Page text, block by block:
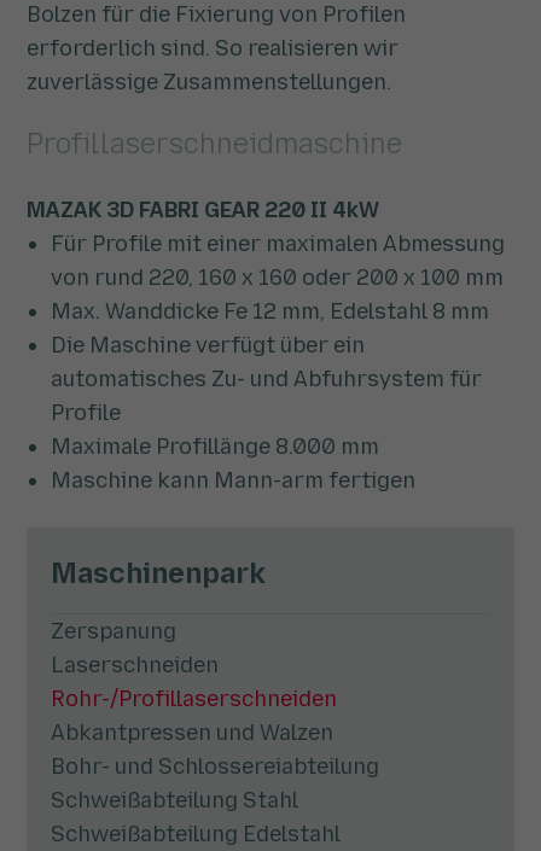
Maschinenpark
Zerspanung
Laserschneiden
Rohr-/Profillaserschneiden
Abkantpressen und Walzen
Bohr- und Schlossereiabteilung
Schweißabteilung Stahl
Schweißabteilung Edelstahl
Bolzen für die Fixierung von Profilen
erforderlich sind. So realisieren wir
zuverlässige Zusammenstellungen.
Profillaserschneidmaschine
MAZAK 3D FABRI GEAR 220 II 4kW
Für Profile mit einer maximalen Abmessung
von rund 220, 160 x 160 oder 200 x 100 mm
Max. Wanddicke Fe 12 mm, Edelstahl 8 mm
Die Maschine verfügt über ein
automatisches Zu- und Abfuhrsystem für
Profile
Maximale Profillänge 8.000 mm
Maschine kann Mann-arm fertigen